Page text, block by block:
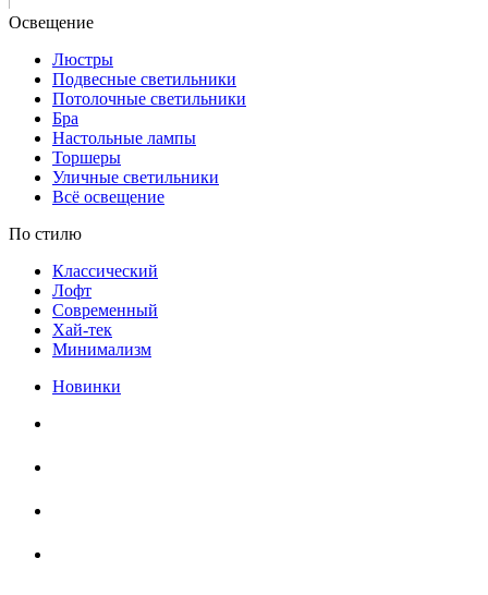
Люстры
Подвесные светильники
Потолочные светильники
Бра
Настольные лампы
Торшеры
Уличные светильники